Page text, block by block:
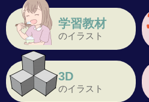
学習教材
のイラスト
3D
のイラスト